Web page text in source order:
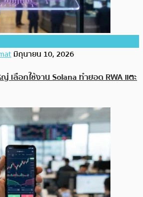
มิถุนายน 10, 2026
เลือกใช้งาน Solana ทำยอด RWA แตะ